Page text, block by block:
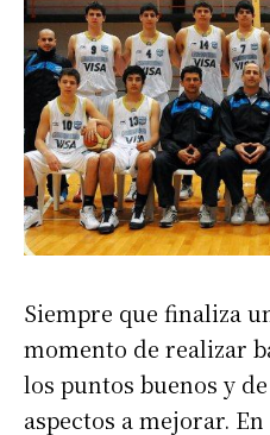
Siempre que finaliza
momento de realizar
los puntos buenos y
aspectos a mejorar. En